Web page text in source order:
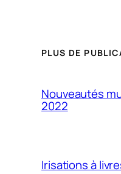
PLUS DE
Nouveautés
2022
Irisations à